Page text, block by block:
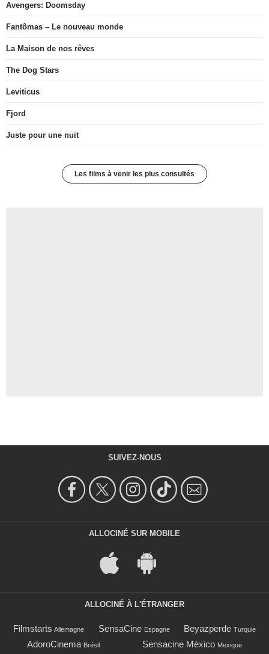
Avengers: Doomsday
Fantômas – Le nouveau monde
La Maison de nos rêves
The Dog Stars
Leviticus
Fjord
Juste pour une nuit
Les films à venir les plus consultés
SUIVEZ-NOUS
ALLOCINÉ SUR MOBILE
ALLOCINÉ À L'ÉTRANGER
Filmstarts Allemagne SensaCine Espagne Beyazperde Turquie
AdoroCinema Brésil Sensacine México Mexique